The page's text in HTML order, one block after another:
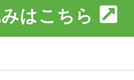
はこちら